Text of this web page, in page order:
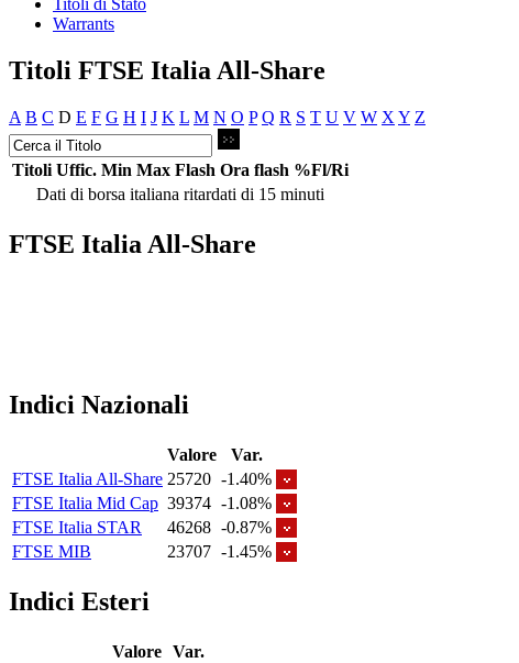
Warrants
Titoli FTSE Italia All-Share
A B C D E F G H I J K L M N O P Q R S T U V W X Y Z
Titoli Uffic. Min Max Flash Ora flash %Fl/Ri
Dati di borsa italiana ritardati di 15 minuti
FTSE Italia All-Share
Indici Nazionali
Valore
Var.
FTSE Italia All-Share 25720 -1.40%
FTSE Italia Mid Cap 39374 -1.08%
FTSE Italia STAR
46268 -0.87%
FTSE MIB
23707 -1.45%
Indici Esteri
Valore Var.